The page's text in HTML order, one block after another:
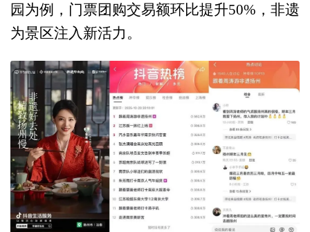
园为例，门票团购交易额环比提升50%，非遗
为景区注入新活力。